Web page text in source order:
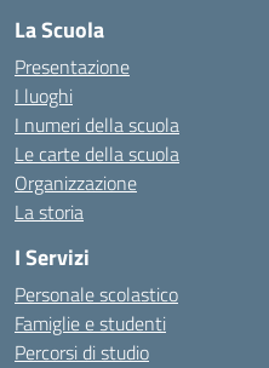
La Scuola
Presentazione
I luoghi
I numeri della scuola
Le carte della scuola
Organizzazione
La storia
I Servizi
Personale scolastico
Famiglie e studenti
Percorsi di studio